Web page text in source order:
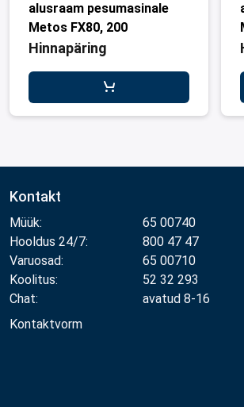
alusraam pesumasinale
Metos FX80, 200
Hinnapäring
Kontakt
Müük:
65 00740
Hooldus 24/7:
800 47 47
Varuosad:
65 00710
Koolitus:
52 32 293
Chat:
avatud 8-16
Kontaktvorm